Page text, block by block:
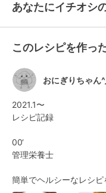
あなたにイチオシ
このレシピを作っ
おにぎりちゃん
2021.1〜
レシピ記録
00‘
管理栄養士
簡単でヘルシーなレシピ